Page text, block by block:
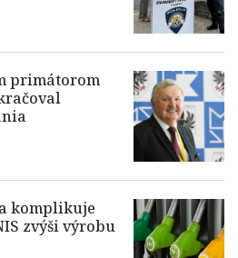
primátorom
komplikuje
zvýši výrobu